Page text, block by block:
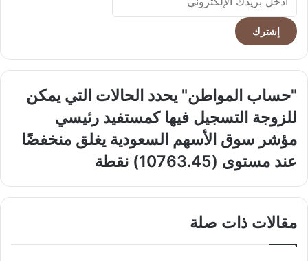
بريدك
الإلكتروني
"حساب
المواطن"
يحدد
الحالات
التي
يمكن
كمستفيد
"حساب المواطن" يحدد الحالات التي يمكن
للزوجة التسجيل فيها كمستفيد رئيسي
مؤشر
سوق
الأسهم
عند
مؤشر سوق الأسهم السعودية يغلق منخفضًا
عند مستوى (10763.45) نقطة
مقالات ذات صلة